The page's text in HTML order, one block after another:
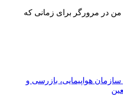
من در مرورگر برای زمانی که